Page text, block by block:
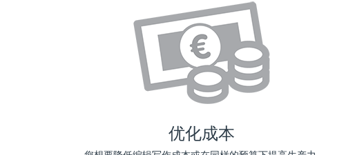
优化成本